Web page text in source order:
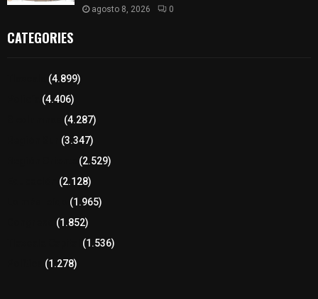
agosto 8, 2026 0
CATEGORIES
(4.899)
(4.406)
(4.287)
(3.347)
(2.529)
(2.128)
(1.965)
(1.852)
(1.536)
(1.278)